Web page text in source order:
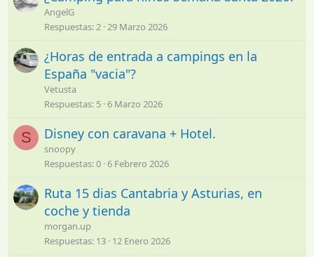
AngelG
Respuestas 2 29 Marzo 2026
¿Horas de entrada a campings en la
España "vacia"?
Vetusta
Respuestas 5 6 Marzo 2026
S Disney con caravana + Hotel.
snoopy
Respuestas 0 6 Febrero 2026
Ruta 15 dias Cantabria y Asturias, en
coche y tienda
morgan.up
Respuestas 13 12 Enero 2026